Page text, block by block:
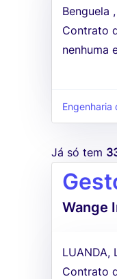
Benguela
Contrato
nenhuma
Engenharia
Já só tem
Wange
LUANDA,
Contrato